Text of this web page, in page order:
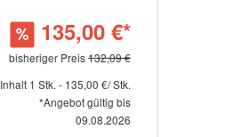
135,00 €*
bisheriger Preis132,09 €
Inhalt 1 Stk. - 135,00 €/ Stk.
*Angebot gültig bis
09.08.2026